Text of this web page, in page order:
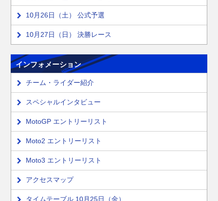
10月26日（土） 公式予選
10月27日（日） 決勝レース
インフォメーション
チーム・ライダー紹介
スペシャルインタビュー
MotoGP エントリーリスト
Moto2 エントリーリスト
Moto3 エントリーリスト
アクセスマップ
タイムテーブル 10月25日（金）